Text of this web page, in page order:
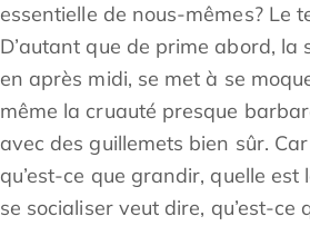
essentielle de nous-mêmes? Le
D’autant que de prime abord, la
en après midi, se met à se
même la cruauté presque
avec des guillemets bien sûr.
qu’est-ce que grandir, quelle est
se socialiser veut dire, qu’est-ce